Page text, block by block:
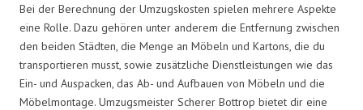
Bei der Berechnung der Umzugskosten spielen mehrere Aspekte
eine Rolle. Dazu gehören unter anderem die Entfernung zwischen
den beiden Städten, die Menge an Möbeln und Kartons, die du
transportieren musst, sowie zusätzliche Dienstleistungen wie das
Ein- und Auspacken, das Ab- und Aufbauen von Möbeln und die
Möbelmontage. Umzugsmeister Scherer Bottrop bietet dir eine